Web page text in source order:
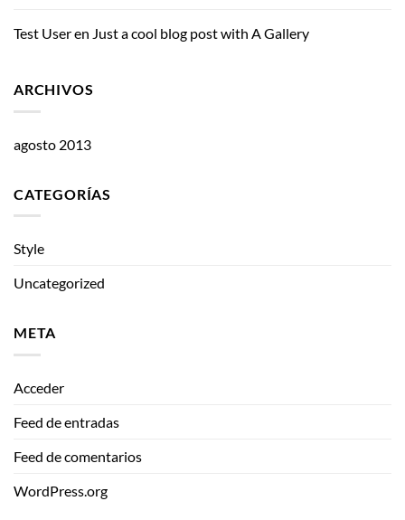
Test Useren Just a cool blog post with A Gallery
ARCHIVOS
agosto 2013
CATEGORÍAS
Style
Uncategorized
META
Acceder
Feed de entradas
Feed de comentarios
WordPress.org